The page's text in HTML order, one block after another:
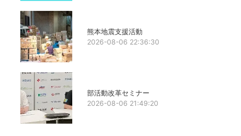
熊本地震支援活動
2026-08-06 22:36:30
部活動改革セミナー
2026-08-06 21:49:20